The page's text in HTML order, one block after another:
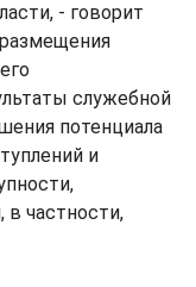
- говорит
служебной
потенциала
и
в частности,